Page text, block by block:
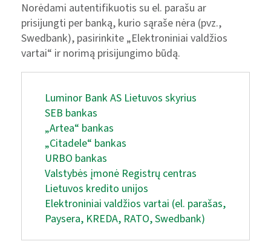
Norėdami autentifikuotis su el. parašu ar
prisijungti per banką, kurio sąraše nėra (pvz.,
Swedbank), pasirinkite „Elektroniniai valdžios
vartai“ ir norimą prisijungimo būdą.
Luminor Bank AS Lietuvos skyrius
SEB bankas
„Artea“ bankas
„Citadele“ bankas
URBO bankas
Valstybės įmonė Registrų centras
Lietuvos kredito unijos
Elektroniniai valdžios vartai (el. parašas,
Paysera, KREDA, RATO, Swedbank)